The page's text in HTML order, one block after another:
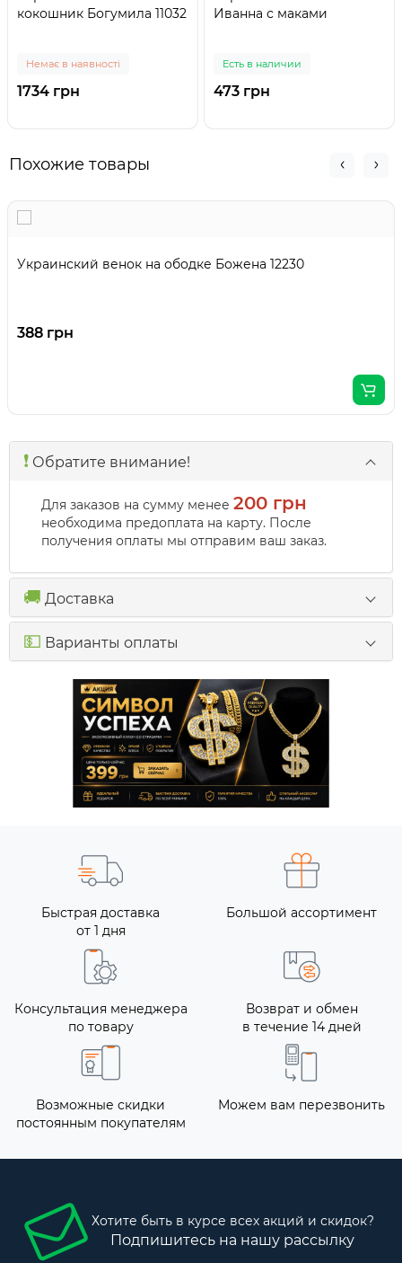
кокошник Богумила 11032
Немає в наявності
1734 грн
Иванна с маками
Есть в наличии
473 грн
Похожие товары
Украинский венок на ободке Божена 12230
388 грн
❗️ Обратите внимание!
Для заказов на сумму менее 200 грн
необходима предоплата на карту. После
получения оплаты мы отправим ваш заказ.
🚚 Доставка
💵 Варианты оплаты
Быстрая доставка
от 1 дня
Большой ассортимент
Консультация менеджера
по товару
Возврат и обмен
в течение 14 дней
Возможные скидки
постоянным покупателям
Можем вам перезвонить
Хотите быть в курсе всех акций и скидок?
Подпишитесь на нашу рассылку